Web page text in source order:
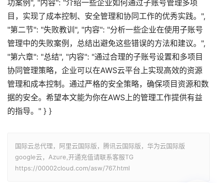
功案例", "内容": "介绍一些企业如何通过子账号管理多项
目，实现了成本控制、安全管理和协同工作的优秀实践。",
"第二节": "失败教训", "内容": "分析一些企业在使用子账号
管理中的失败案例，总结出避免这些错误的方法和建议。",
"第六章": "总结", "内容": "通过合理的子账号设置和多项目
协同管理策略，企业可以在AWS云平台上实现高效的资源
管理和成本控制。通过严格的安全策略，确保项目资源和数
据的安全。希望本文能为你在AWS上的管理工作提供有益
的指导。" } }
国际云总代理，阿里云国际版，腾讯云国际版，华为云国际版
google云，Azure,开通充值请联系客服TG
https://00002cloud.com/asw/767.html